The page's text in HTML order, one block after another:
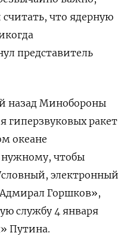
что ядерную
представитель
назад Минобороны
гиперзвуковых ракет
океане
нужному, чтобы
электронный
Горшков»,
службу 4 января
Путина.